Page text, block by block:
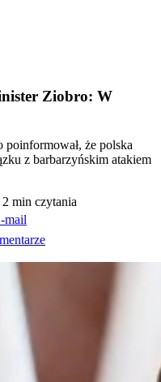
Ziobro: W
że polska
z barbarzyńskim atakiem
2 min czytania
mail